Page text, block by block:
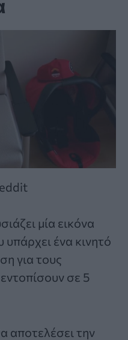
μία εικόνα
ένα κινητό
για τους
σε 5
αποτελέσει την